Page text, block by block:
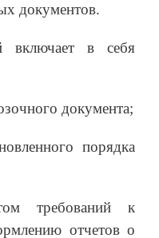
документов.
включает в себя
документа;
порядка
требований к
отчетов о